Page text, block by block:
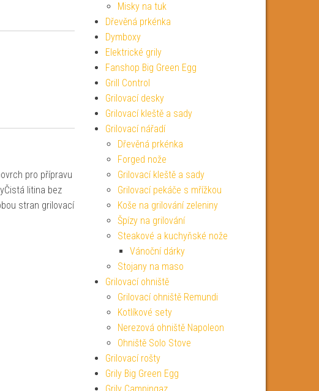
pro přípravu
litina bez
stran grilovací
Misky na tuk
Dřevěná prkénka
Dymboxy
Elektrické grily
Fanshop Big Green Egg
Grill Control
Grilovací desky
Grilovací kleště a sady
Grilovací nářadí
Dřevěná prkénka
Forged nože
Grilovací kleště a sady
Grilovací pekáče s mřížkou
Koše na grilování zeleniny
Špízy na grilování
Steakové a kuchyňské nože
Vánoční dárky
Stojany na maso
Grilovací ohniště
Grilovací ohniště Remundi
Kotlíkové sety
Nerezová ohniště Napoleon
Ohniště Solo Stove
Grilovací rošty
Grily Big Green Egg